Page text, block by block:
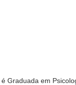
é Graduada em